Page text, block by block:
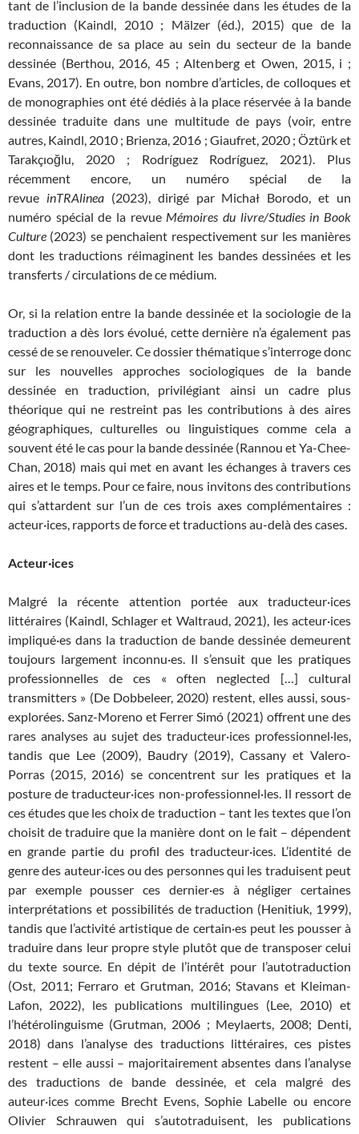
tant de l’inclusion de la bande dessinée dans les études de la
traduction (Kaindl, 2010 ; Mälzer (éd.), 2015) que de la
reconnaissance de sa place au sein du secteur de la bande
dessinée (Berthou, 2016, 45 ; Altenberg et Owen, 2015, i ;
Evans, 2017). En outre, bon nombre d’articles, de colloques et
de monographies ont été dédiés à la place réservée à la bande
dessinée traduite dans une multitude de pays (voir, entre
autres, Kaindl, 2010 ; Brienza, 2016 ; Giaufret, 2020 ; Öztürk et
Tarakçıoğlu, 2020 ; Rodríguez Rodríguez, 2021). Plus
récemment encore, un numéro spécial de la
revue inTRAlinea (2023), dirigé par Michał Borodo, et un
numéro spécial de la revue Mémoires du livre/Studies in Book
Culture (2023) se penchaient respectivement sur les manières
dont les traductions réimaginent les bandes dessinées et les
transferts / circulations de ce médium.
Or, si la relation entre la bande dessinée et la sociologie de la
traduction a dès lors évolué, cette dernière n’a également pas
cessé de se renouveler. Ce dossier thématique s’interroge donc
sur les nouvelles approches sociologiques de la bande
dessinée en traduction, privilégiant ainsi un cadre plus
théorique qui ne restreint pas les contributions à des aires
géographiques, culturelles ou linguistiques comme cela a
souvent été le cas pour la bande dessinée (Rannou et Ya-Chee-
Chan, 2018) mais qui met en avant les échanges à travers ces
aires et le temps. Pour ce faire, nous invitons des contributions
qui s’attardent sur l’un de ces trois axes complémentaires :
acteur·ices, rapports de force et traductions au-delà des cases.
Acteur·ices
Malgré la récente attention portée aux traducteur·ices
littéraires (Kaindl, Schlager et Waltraud, 2021), les acteur·ices
impliqué·es dans la traduction de bande dessinée demeurent
toujours largement inconnu·es. Il s’ensuit que les pratiques
professionnelles de ces « often neglected […] cultural
transmitters » (De Dobbeleer, 2020) restent, elles aussi, sous-
explorées. Sanz-Moreno et Ferrer Simó (2021) offrent une des
rares analyses au sujet des traducteur·ices professionnel·les,
tandis que Lee (2009), Baudry (2019), Cassany et Valero-
Porras (2015, 2016) se concentrent sur les pratiques et la
posture de traducteur·ices non-professionnel·les. Il ressort de
ces études que les choix de traduction – tant les textes que l’on
choisit de traduire que la manière dont on le fait – dépendent
en grande partie du profil des traducteur·ices. L’identité de
genre des auteur·ices ou des personnes qui les traduisent peut
par exemple pousser ces dernier·es à négliger certaines
interprétations et possibilités de traduction (Henitiuk, 1999),
tandis que l’activité artistique de certain·es peut les pousser à
traduire dans leur propre style plutôt que de transposer celui
du texte source. En dépit de l’intérêt pour l’autotraduction
(Ost, 2011; Ferraro et Grutman, 2016; Stavans et Kleiman-
Lafon, 2022), les publications multilingues (Lee, 2010) et
l’hétérolinguisme (Grutman, 2006 ; Meylaerts, 2008; Denti,
2018) dans l’analyse des traductions littéraires, ces pistes
restent – elle aussi – majoritairement absentes dans l’analyse
des traductions de bande dessinée, et cela malgré des
auteur·ices comme Brecht Evens, Sophie Labelle ou encore
Olivier Schrauwen qui s’autotraduisent, les publications